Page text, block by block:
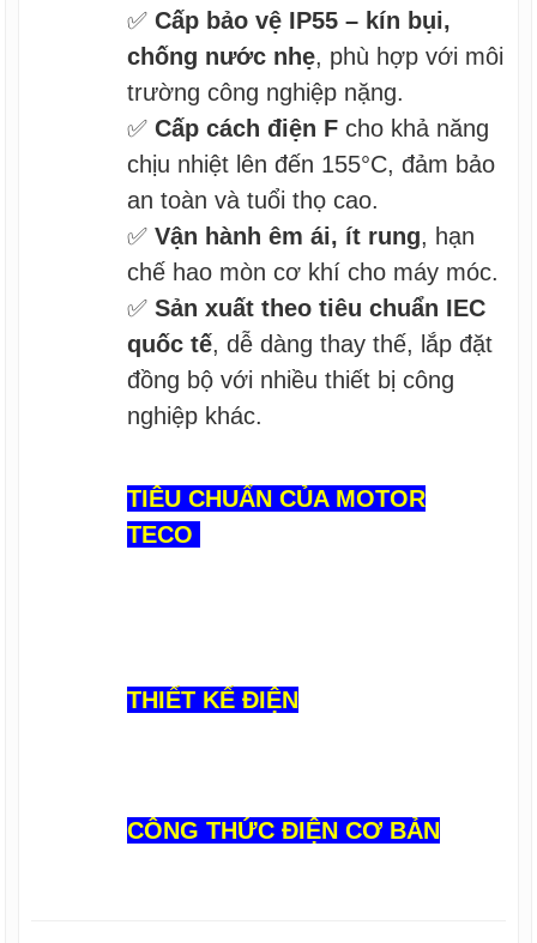
✅Cấp bảo vệ IP55 – kín bụi,
chống nước nhẹ, phù hợp với môi
trường công nghiệp nặng.
✅Cấp cách điện F cho khả năng
chịu nhiệt lên đến 155°C, đảm bảo
an toàn và tuổi thọ cao.
✅Vận hành êm ái, ít rung, hạn
chế hao mòn cơ khí cho máy móc.
✅Sản xuất theo tiêu chuẩn IEC
quốc tế, dễ dàng thay thế, lắp đặt
đồng bộ với nhiều thiết bị công
nghiệp khác.
TIÊU CHUẨN CỦA MOTOR
TECO
THIẾT KẾ ĐIỆN
CÔNG THỨC ĐIỆN CƠ BẢN